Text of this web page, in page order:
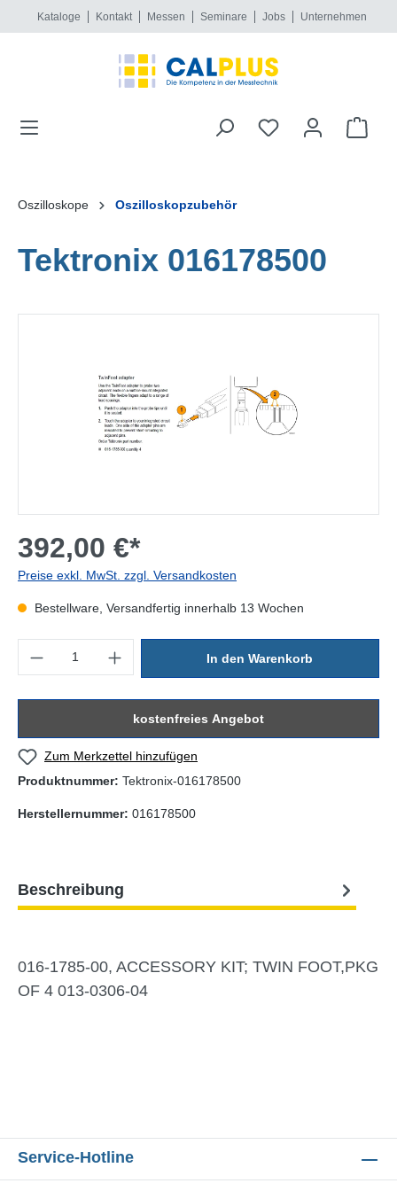
springen
Kataloge Kontakt Messen Seminare Jobs Unternehmen
Oszilloskope Oszilloskopzubehör
Tektronix 016178500
392,00 €*
Preise exkl. MwSt. zzgl. Versandkosten
Bestellware, Versandfertig innerhalb 13 Wochen
In den Warenkorb
kostenfreies Angebot
Zum Merkzettel hinzufügen
Produktnummer: Tektronix-016178500
Herstellernummer: 016178500
Beschreibung
016-1785-00, ACCESSORY KIT; TWIN FOOT,PKG
OF 4 013-0306-04
Service-Hotline